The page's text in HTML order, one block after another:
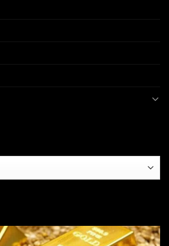
Của 33WIN Về Tính Đột Phá Cá Cược 86BET